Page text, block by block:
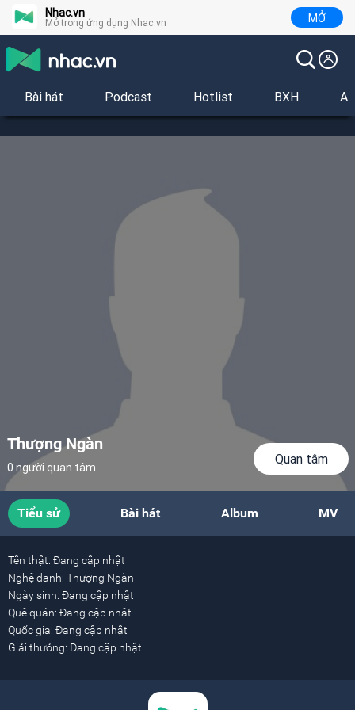
Nhac.vn
Mở trong ứng dụng Nhac.vn MỞ
Bài hát Podcast Hotlist BXH
Thượng Ngàn
0 người quan tâm
Quan tâm
Tiểu sử Bài hát Album MV
Tên thật: Đang cập nhật
Nghệ danh: Thượng Ngàn
Ngày sinh: Đang cập nhật
Quê quán: Đang cập nhật
Quốc gia: Đang cập nhật
Giải thưởng: Đang cập nhật